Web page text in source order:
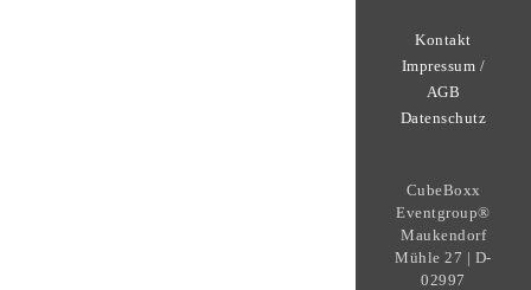
Kontakt
Impressum /
AGB
Datenschutz
CubeBoxx
Eventgroup®
Maukendorf
Mühle 27 | D-
02997